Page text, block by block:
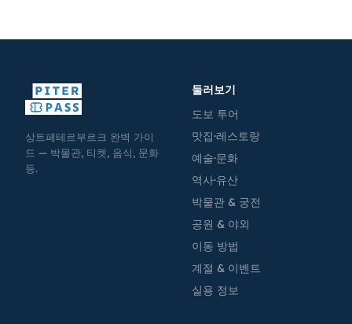
상트페테르부르크 완벽 가이
드 — 박물관, 티켓, 음식, 문화
등.
둘러보기
도보 투어
맛집·레스토랑
예술·문화
역사·유산
박물관 & 궁전
공원 & 야외
이동 방법
계절 & 이벤트
실용 정보